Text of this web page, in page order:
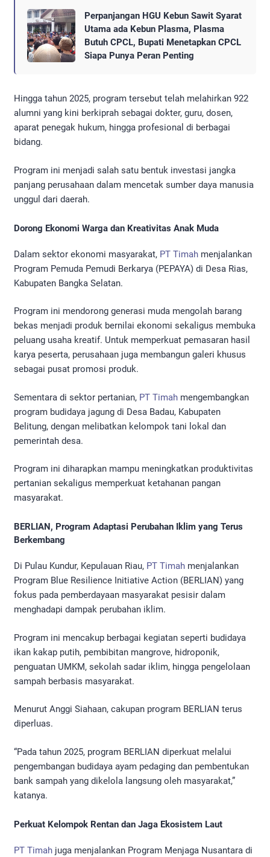
Perpanjangan HGU Kebun Sawit Syarat
Utama ada Kebun Plasma, Plasma
Butuh CPCL, Bupati Menetapkan CPCL
Siapa Punya Peran Penting
Hingga tahun 2025, program tersebut telah melahirkan 922
alumni yang kini berkiprah sebagai dokter, guru, dosen,
aparat penegak hukum, hingga profesional di berbagai
bidang.
Program ini menjadi salah satu bentuk investasi jangka
panjang perusahaan dalam mencetak sumber daya manusia
unggul dari daerah.
Dorong Ekonomi Warga dan Kreativitas Anak Muda
Dalam sektor ekonomi masyarakat, PT Timah menjalankan
Program Pemuda Pemudi Berkarya (PEPAYA) di Desa Rias,
Kabupaten Bangka Selatan.
Program ini mendorong generasi muda mengolah barang
bekas menjadi produk bernilai ekonomi sekaligus membuka
peluang usaha kreatif. Untuk memperkuat pemasaran hasil
karya peserta, perusahaan juga membangun galeri khusus
sebagai pusat promosi produk.
Sementara di sektor pertanian, PT Timah mengembangkan
program budidaya jagung di Desa Badau, Kabupaten
Belitung, dengan melibatkan kelompok tani lokal dan
pemerintah desa.
Program ini diharapkan mampu meningkatkan produktivitas
pertanian sekaligus memperkuat ketahanan pangan
masyarakat.
BERLIAN, Program Adaptasi Perubahan Iklim yang Terus
Berkembang
Di Pulau Kundur, Kepulauan Riau, PT Timah menjalankan
Program Blue Resilience Initiative Action (BERLIAN) yang
fokus pada pemberdayaan masyarakat pesisir dalam
menghadapi dampak perubahan iklim.
Program ini mencakup berbagai kegiatan seperti budidaya
ikan kakap putih, pembibitan mangrove, hidroponik,
penguatan UMKM, sekolah sadar iklim, hingga pengelolaan
sampah berbasis masyarakat.
Menurut Anggi Siahaan, cakupan program BERLIAN terus
diperluas.
“Pada tahun 2025, program BERLIAN diperkuat melalui
pengembangan budidaya ayam pedaging dan pembentukan
bank sampah yang dikelola langsung oleh masyarakat,”
katanya.
Perkuat Kelompok Rentan dan Jaga Ekosistem Laut
PT Timah juga menjalankan Program Menjaga Nusantara di